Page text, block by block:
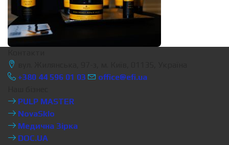
+380 44 596 01 03
office@efi.ua
PULP MASTER
NovaSklo
Медична Зірка
DOC.UA